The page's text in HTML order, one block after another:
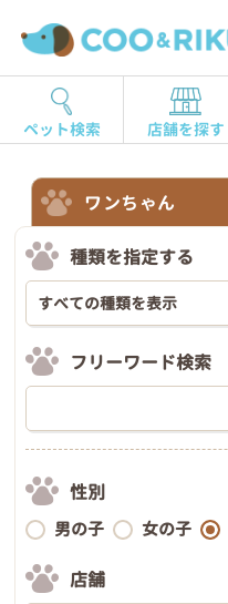
ペット検索 店舗を探す
ワンちゃん
種類を指定する
フリーワード検索
性別
男の子 女の子
店舗